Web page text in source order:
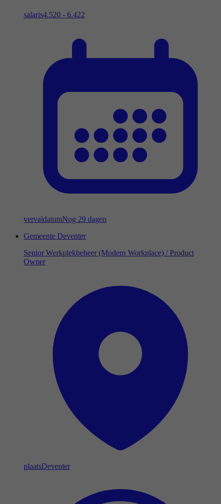
salaris4.520 - 6.422
vervaldatumNog 29 dagen
Gemeente Deventer
Senior Werkplekbeheer (Modern Workplace) / Product
Owner
plaatsDeventer